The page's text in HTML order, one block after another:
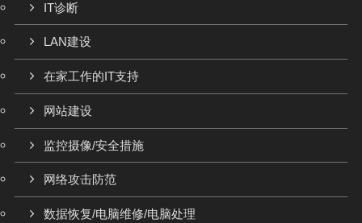
IT诊断
LAN建设
在家工作的IT支持
网站建设
监控摄像/安全措施
网络攻击防范
数据恢复/电脑维修/电脑处理